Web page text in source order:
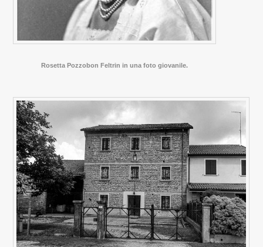
Rosetta Pozzobon Feltrin in una foto giovanile.